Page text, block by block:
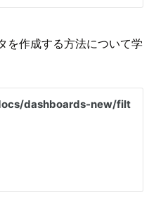
を作成する方法について学